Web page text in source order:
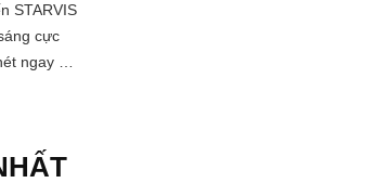
STARVIS
cực
ngay cả
Tính